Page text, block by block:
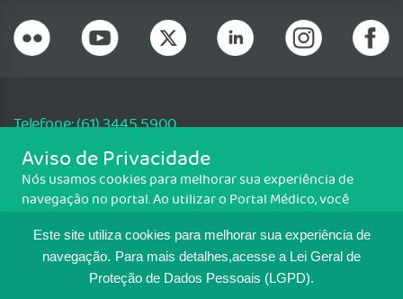
Este site utiliza cookies para melhorar sua experiência de
navegação. Para mais detalhes,acesse a Lei Geral de
Proteção de Dados Pessoais (LGPD).
Telefone: (61) 3445 5900
Email: cfm@portalmedico.org.br
SGAS 616, Conjunto D, Lote 115, L2 Sul, Brasília/DF - CEP: 70200-760 -
CNPJ: 33.583.550/0001-30
MAPA DO SITE
Aviso de Privacidade
Nós usamos cookies para melhorar sua experiência de
navegação no portal. Ao utilizar o Portal Médico, você
Para ter mais informações sobre como isso é feito, acesse
Política de cookies. Se você concorda, clique em ACEITO.